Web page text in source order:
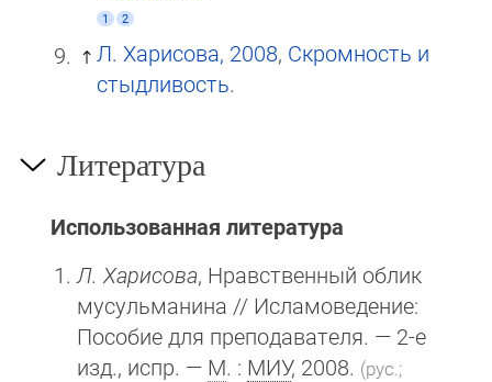
1 2
Л. Харисова, 2008, Скромность и
стыдливость.
Литература
Использованная литература
Л. Харисова, Нравственный облик
мусульманина // Исламоведение:
Пособие для преподавателя. — 2-е
изд., испр. — М. : МИУ, 2008. (рус.;